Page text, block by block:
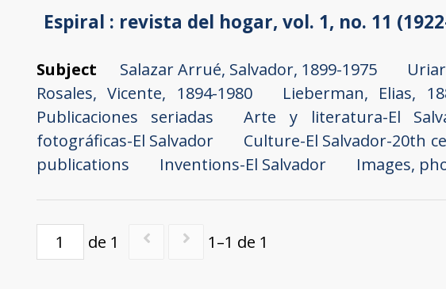
Espiral : revista del hogar, vol. 1, no. 11
Subject Salazar Arrué, Salvador, 1899-1975
Rosales, Vicente, 1894-1980
Lieberman, Elias,
Publicaciones seriadas
Arte y literatura-El
fotográficas-El Salvador
Culture-El Salvador-20th
publications
Inventions-El Salvador Images,
de 1 1–1 de 1